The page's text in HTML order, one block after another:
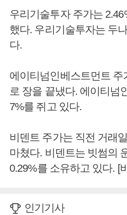
우리기술투자 주가는
했다. 우리기술투자는 두
다.
에이티넘인베스트먼트 주
로 장을 끝냈다. 에이티넘
7%를 쥐고 있다.
비덴트 주가는 직전 거래
마쳤다. 비덴트는 빗썸의
0.29%를 소유하고 있다. [
인기기사